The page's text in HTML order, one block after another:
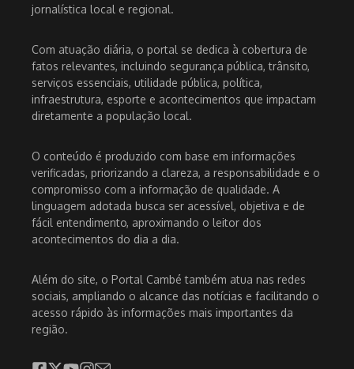
jornalística local e regional.
Com atuação diária, o portal se dedica à cobertura de
fatos relevantes, incluindo segurança pública, trânsito,
serviços essenciais, utilidade pública, política,
infraestrutura, esporte e acontecimentos que impactam
diretamente a população local.
O conteúdo é produzido com base em informações
verificadas, priorizando a clareza, a responsabilidade e o
compromisso com a informação de qualidade. A
linguagem adotada busca ser acessível, objetiva e de
fácil entendimento, aproximando o leitor dos
acontecimentos do dia a dia.
Além do site, o Portal Cambé também atua nas redes
sociais, ampliando o alcance das notícias e facilitando o
acesso rápido às informações mais importantes da
região.